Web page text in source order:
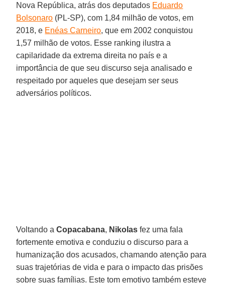
Nova República, atrás dos deputados Eduardo
Bolsonaro (PL-SP), com 1,84 milhão de votos, em
2018, e Enéas Carneiro, que em 2002 conquistou
1,57 milhão de votos. Esse ranking ilustra a
capilaridade da extrema direita no país e a
importância de que seu discurso seja analisado e
respeitado por aqueles que desejam ser seus
adversários políticos.
Voltando aCopacabana, Nikolas fez uma fala
fortemente emotiva e conduziu o discurso para a
humanização dos acusados, chamando atenção para
suas trajetórias de vida e para o impacto das prisões
sobre suas famílias. Este tom emotivo também esteve